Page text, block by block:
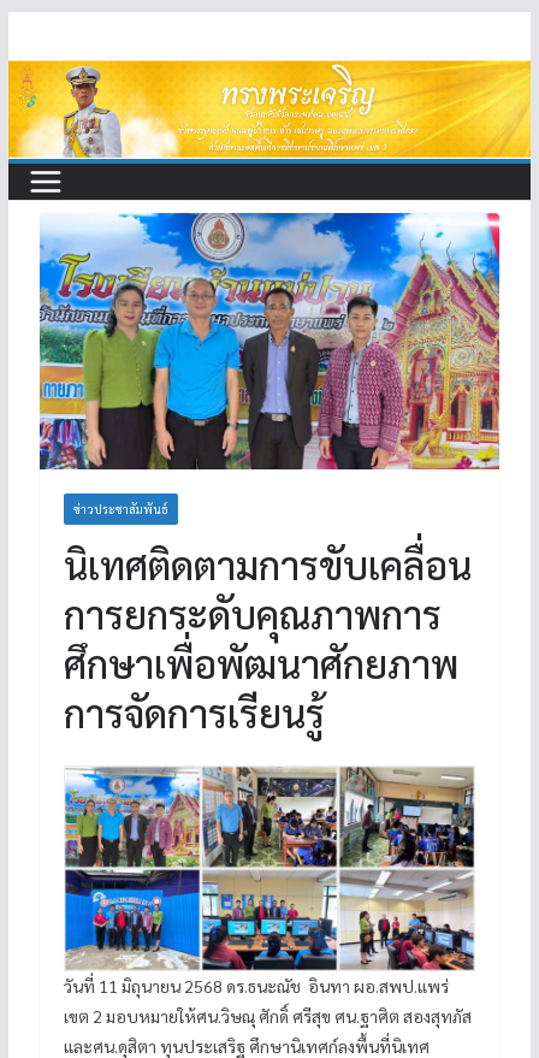
to
content
ข่าวประชาสัมพันธ์
นิเทศติดตามการขับเคลื่อน
การยกระดับคุณภาพการ
ศึกษาเพื่อพัฒนาศักยภาพ
การจัดการเรียนรู้
วันที่ 11 มิถุนายน 2568 ดร.ธนะณัช อินทา ผอ.สพป.แพร่
เขต 2 มอบหมายให้ศน.วิษณุ ศักดิ์ ศรีสุข ศน.ฐาศิต สองสุทภัส
และศน.ดุสิตา ทุนประเสริฐ ศึกษานิเทศก์ลงพื้นที่นิเทศ